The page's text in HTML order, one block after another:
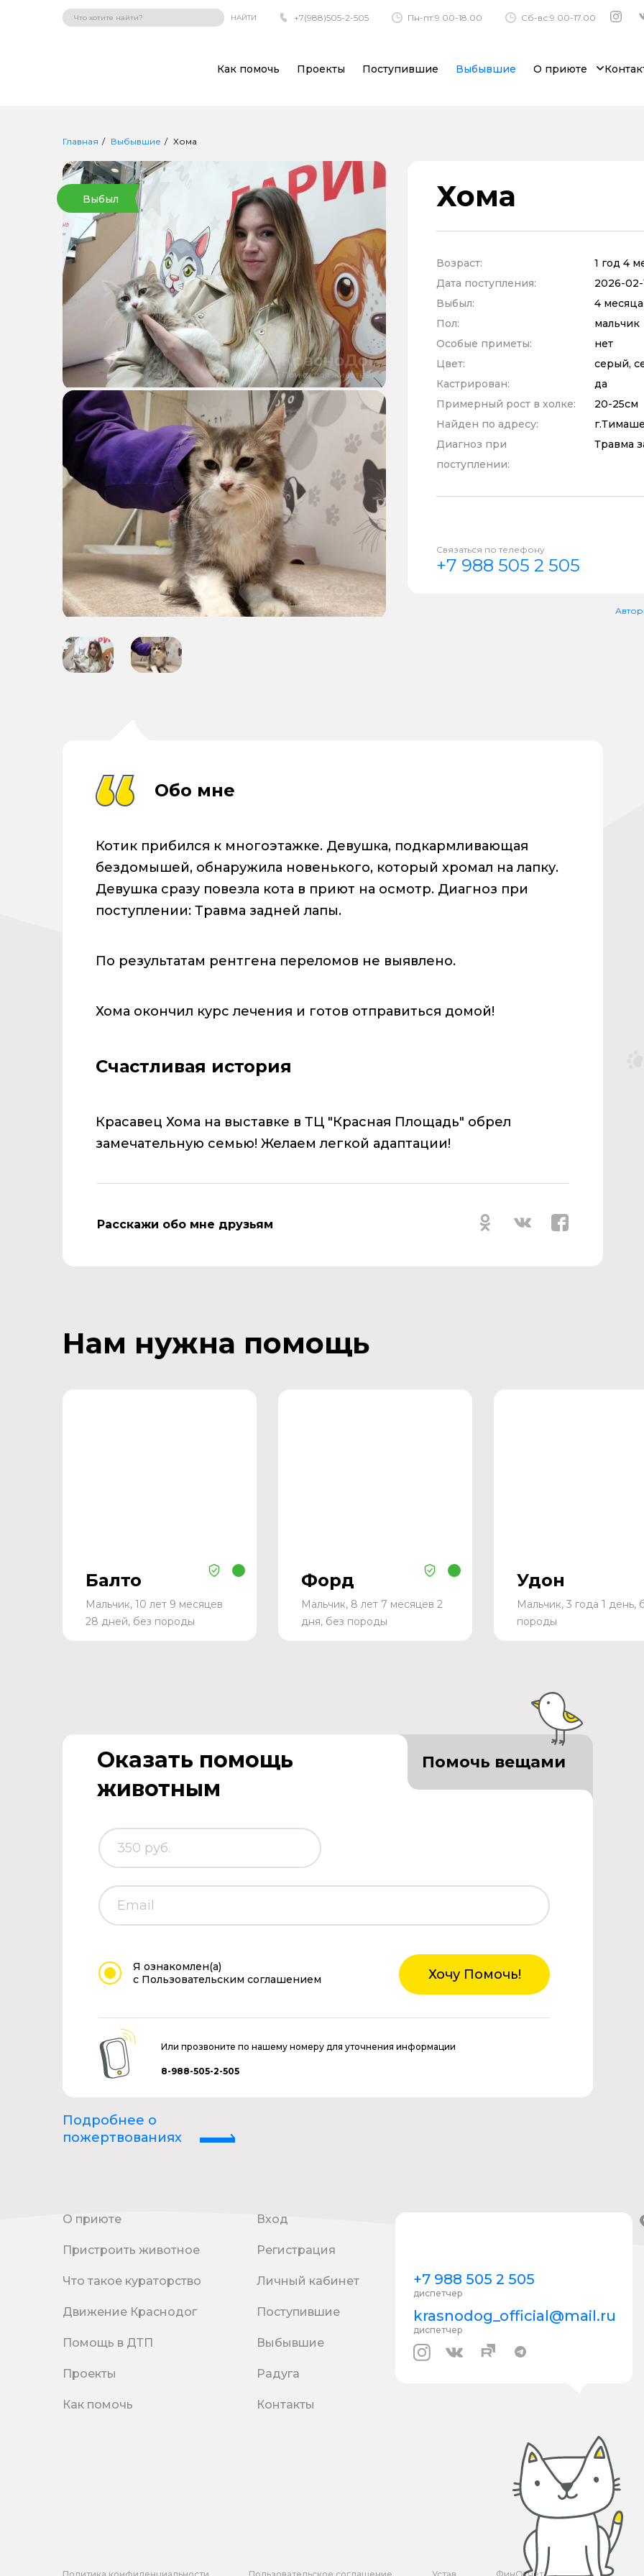
НАЙТИ +7(988)505-2-505 Пн-пт:9.00-18.00 Сб-вс:9.00-17.00
Как помочь Проекты Поступившие Выбывшие О приюте
Главная Выбывшие Хома
Выбыл Хома
Возраст:
1 год 4
Дата поступления:
2026-02-
Выбыл:
4
Пол:
мальчик
Особые приметы:
нет
Цвет:
серый,
Кастрирован:
да
Примерный рост в холке:
20-25см
Найден по адресу:
Диагноз при
поступлении:
Травма
Связаться по телефону
+7 988 505 2 505
Обо мне
Котик прибился к многоэтажке. Девушка, подкармливающая
бездомышей, обнаружила новенького, который хромал на лапку.
Девушка сразу повезла кота в приют на осмотр. Диагноз при
поступлении: Травма задней лапы.
По результатам рентгена переломов не выявлено.
Хома окончил курс лечения и готов отправиться домой!
Счастливая история
Красавец Хома на выставке в ТЦ "Красная Площадь" обрел
замечательную семью! Желаем легкой адаптации!
Расскажи обо мне друзьям
Нам нужна помощь
Балто
Мальчик, 10 лет 9 месяцев
28 дней, без породы
Форд
Мальчик, 8 лет 7 месяцев 2
дня, без породы
Удон
Мальчик, 3 года 1 день,
породы
Оказать помощь
животным
Помочь вещами
Я ознакомлен(а)
с Пользовательским соглашением
Хочу Помочь!
Или прозвоните по нашему номеру для уточнения информации
8-988-505-2-505
Подробнее о
пожертвованиях
О приюте
Пристроить животное
Что такое кураторство
Движение Краснодог
Помощь в ДТП
Проекты
Как помочь
Вход
Регистрация
Личный кабинет
Поступившие
Выбывшие
Радуга
Контакты
+7 988 505 2 505
диспетчер
krasnodog_official@mail.ru
диспетчер